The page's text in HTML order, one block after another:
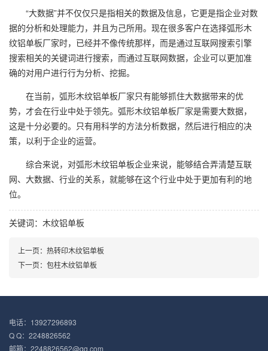
“大数据”并不仅仅只是指相关的数据及信息，它更是指企业对数
据的分析和处理能力，并且为己所用。现在很多客户在选择弧形木
纹铝单板厂家时，已经并不像传统那样，而是通过互联网搜索引擎
搜索相关的关键词进行搜索，而通过互联网数据，企业可以更加准
确的对用户进行行为分析、挖掘。
在当前，弧形木纹铝单板厂家只有能够抓住大数据带来的优
势，才会在行业中处于领先。弧形木纹铝单板厂家是需要大数据，
这是十分必要的。只有用科学的方法分析数据，然后进行相应的决
策，以利于企业的运营。
综合来说，对弧形木纹铝单板企业来说，能够结合弄清楚互联
网、大数据、行业的关系，就能够在这个行业中处于更加有利的地
位。
关键词：木纹铝单板
上一页： 热转印木纹铝单板
下一页： 包柱木纹铝单板
电话：13927296893
Q Q：2248826562
邮箱：2248826562@qq.com